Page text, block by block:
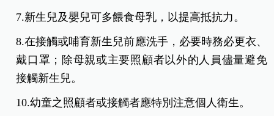
7.新生兒及嬰兒可多餵食母乳，以提高抵抗力。
8.在接觸或哺育新生兒前應洗手，必要時務必更衣、
戴口罩；除母親或主要照顧者以外的人員儘量避免
接觸新生兒。
10.幼童之照顧者或接觸者應特別注意個人衛生。